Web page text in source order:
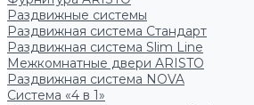
Раздвижные системы
Раздвижная система Стандарт
Раздвижная система Slim Line
Межкомнатные двери ARISTO
Раздвижная система NOVA
Система «4 в 1»